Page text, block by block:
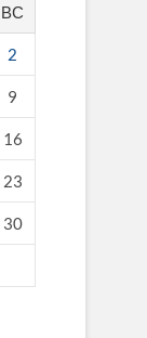
ВС
2
9
16
23
30